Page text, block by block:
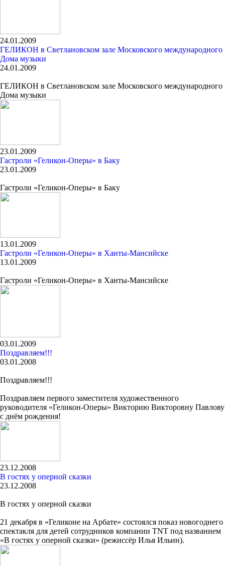
24.01.2009
ГЕЛИКОН в Светлановском зале Московского международного
Дома музыки
24.01.2009
ГЕЛИКОН в Светлановском зале Московского международного
Дома музыки
23.01.2009
Гастроли «Геликон-Оперы» в Баку
23.01.2009
Гастроли «Геликон-Оперы» в Баку
13.01.2009
Гастроли «Геликон-Оперы» в Ханты-Мансийске
13.01.2009
Гастроли «Геликон-Оперы» в Ханты-Мансийске
03.01.2009
Поздравляем!!!
03.01.2008
Поздравляем!!!
Поздравляем первого заместителя художественного
руководителя «Геликон-Оперы» Викторию Викторовну Павлову
с днём рождения!
23.12.2008
В гостях у оперной сказки
23.12.2008
В гостях у оперной сказки
21 декабря в «Геликоне на Арбате» состоялся показ новогоднего
спектакля для детей сотрудников компании TNT под названием
«В гостях у оперной сказки» (режиссёр Илья Ильин).